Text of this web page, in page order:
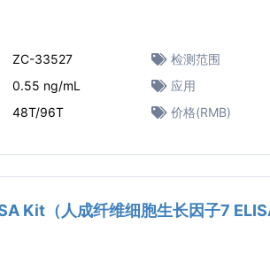
ZC-33527 检测范围
0.55 ng/mL 应用
48T/96T 价格(RMB)
Kit（人成纤维细胞生长因子7